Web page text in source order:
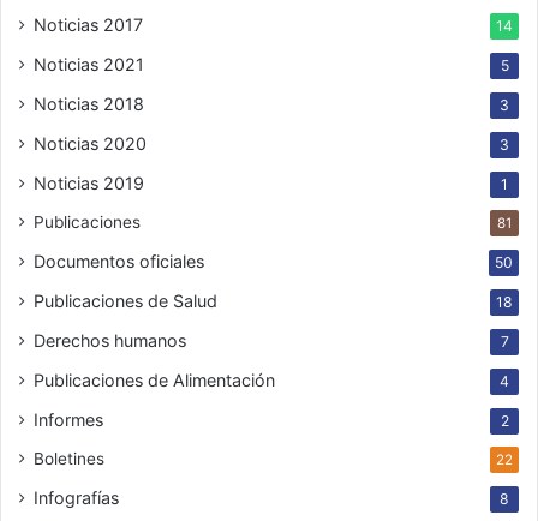
Noticias 2017 14
Noticias 2021 5
Noticias 2018 3
Noticias 2020 3
Noticias 2019 1
Publicaciones 81
Documentos oficiales 50
Publicaciones de Salud 18
Derechos humanos 7
Publicaciones de Alimentación 4
Informes 2
Boletines 22
Infografías 8